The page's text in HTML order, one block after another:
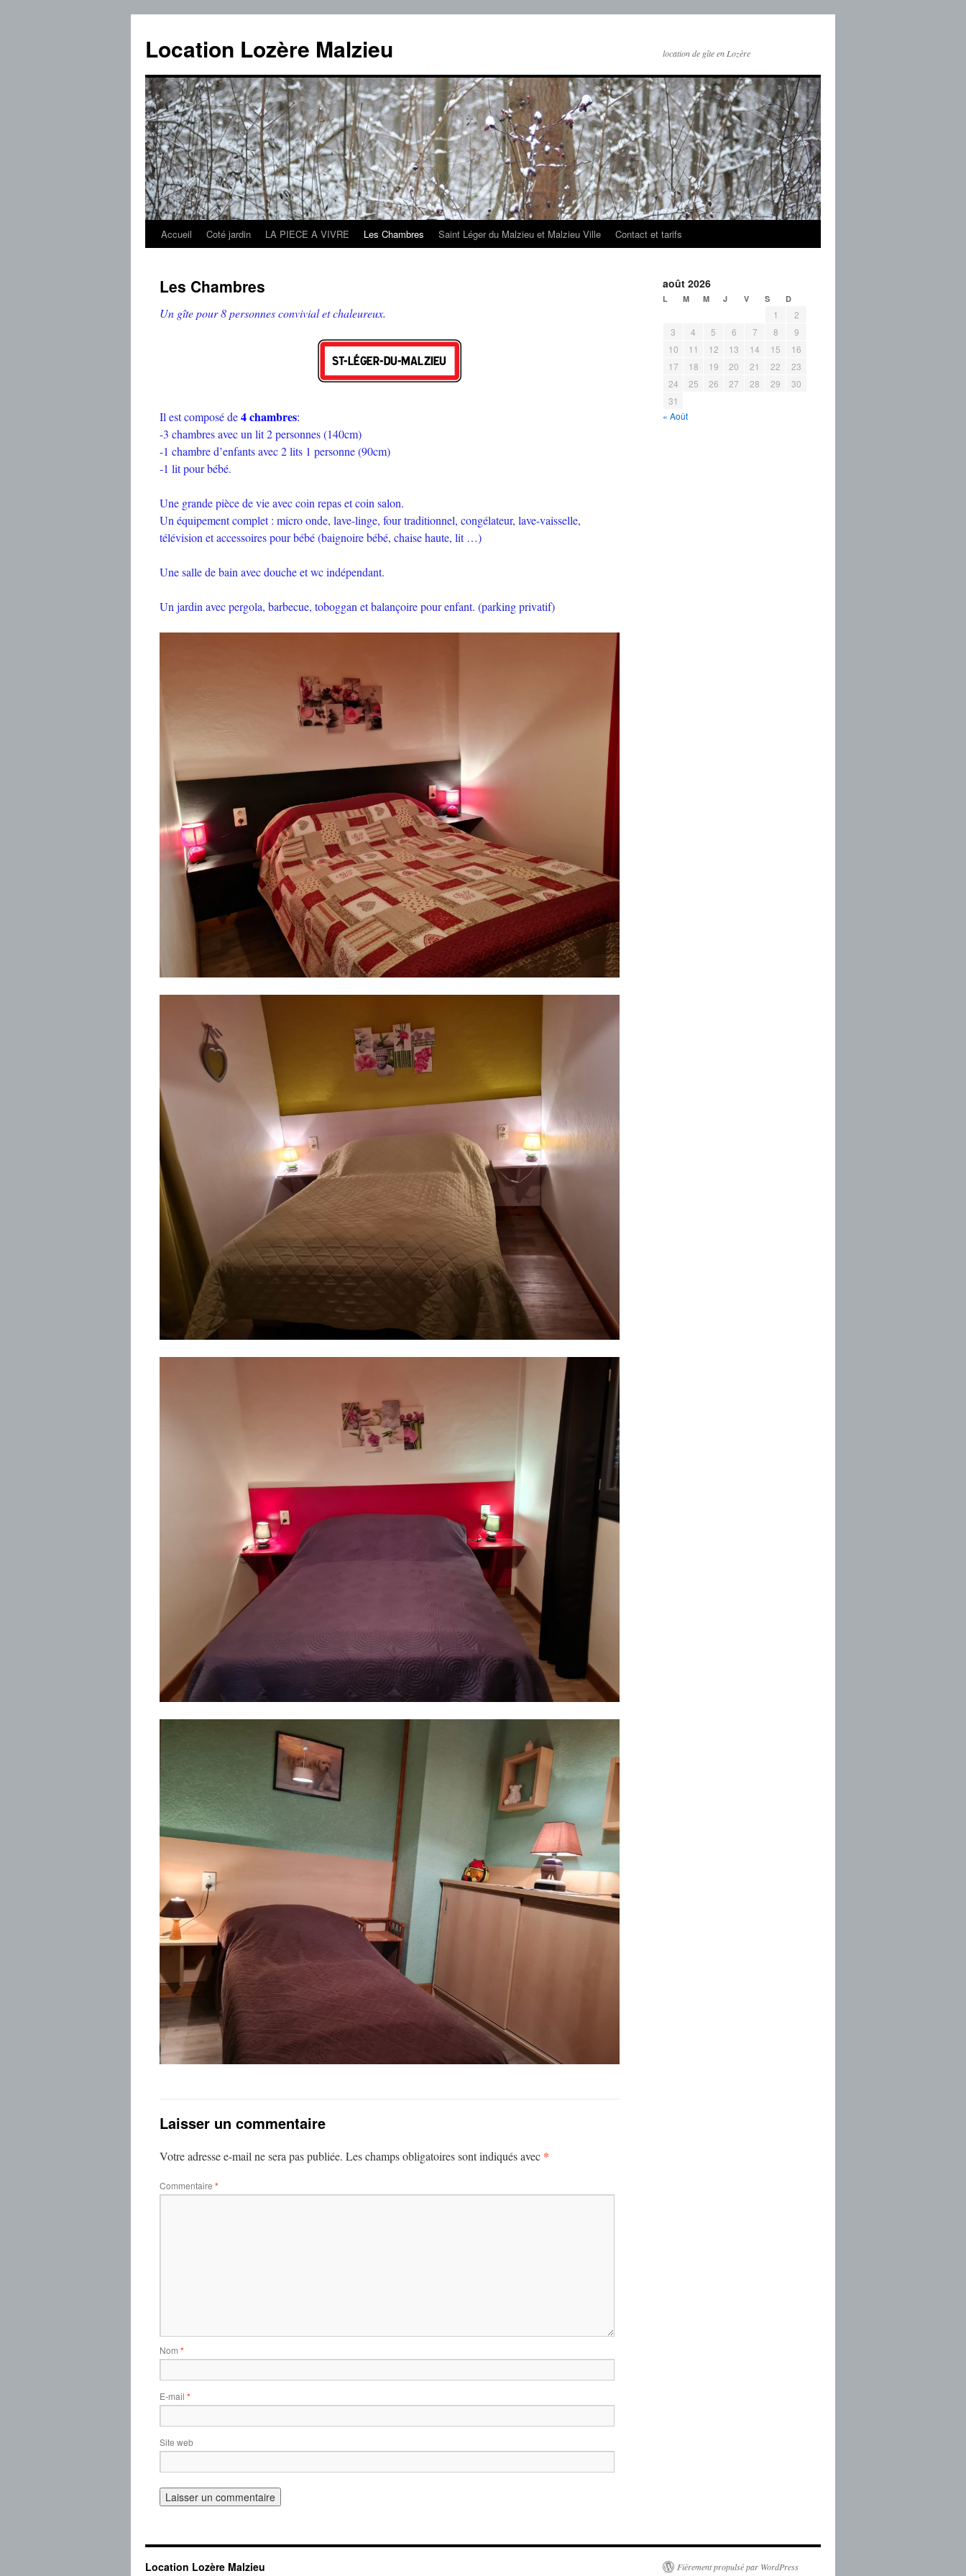
Location Lozère Malzieu location de gîte en Lozère
Aller
contenu
Accueil Coté jardin LA PIECE A VIVRE Les Chambres Saint Léger du Malzieu et Malzieu Ville Contact et tarifs
Les Chambres
Un gîte pour 8 personnes convivial et chaleureux.
Il est composé de4 chambres:
-3 chambres avec un lit 2 personnes (140cm)
-1 chambre d’enfants avec 2 lits 1 personne (90cm)
-1 lit pour bébé.
Une grande pièce de vie avec coin repas et coin salon.
Un équipement complet : micro onde, lave-linge, four traditionnel, congélateur, lave-vaisselle,
télévision et accessoires pour bébé (baignoire bébé, chaise haute, lit …)
Une salle de bain avec douche et wc indépendant.
Un jardin avec pergola, barbecue, toboggan et balançoire pour enfant. (parking privatif)
Laisser un commentaire
Votre adresse e-mail ne sera pas publiée. Les champs obligatoires sont indiqués avec *
Commentaire *
Nom *
E-mail *
Site web
août 2026
L M M J V S D
1
2
3
4 5 6 7 8
9
10
11 12 13 14 15
16
17
18 19 20 21 22
23
24
25 26 27 28 29
30
31
« Août
Location Lozère Malzieu Fièrement propulsé par WordPress